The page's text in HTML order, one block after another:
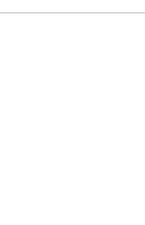
Vipps, Klarna och Google Pay.
debiteras kortet/fakturan.